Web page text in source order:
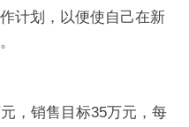
计划，以便使自己在新
，销售目标35万元，每